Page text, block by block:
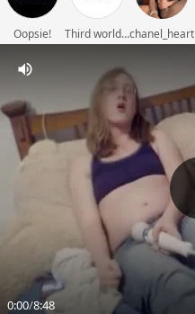
Oopsie! Third world media movieschanel_heart
0:00/8:48